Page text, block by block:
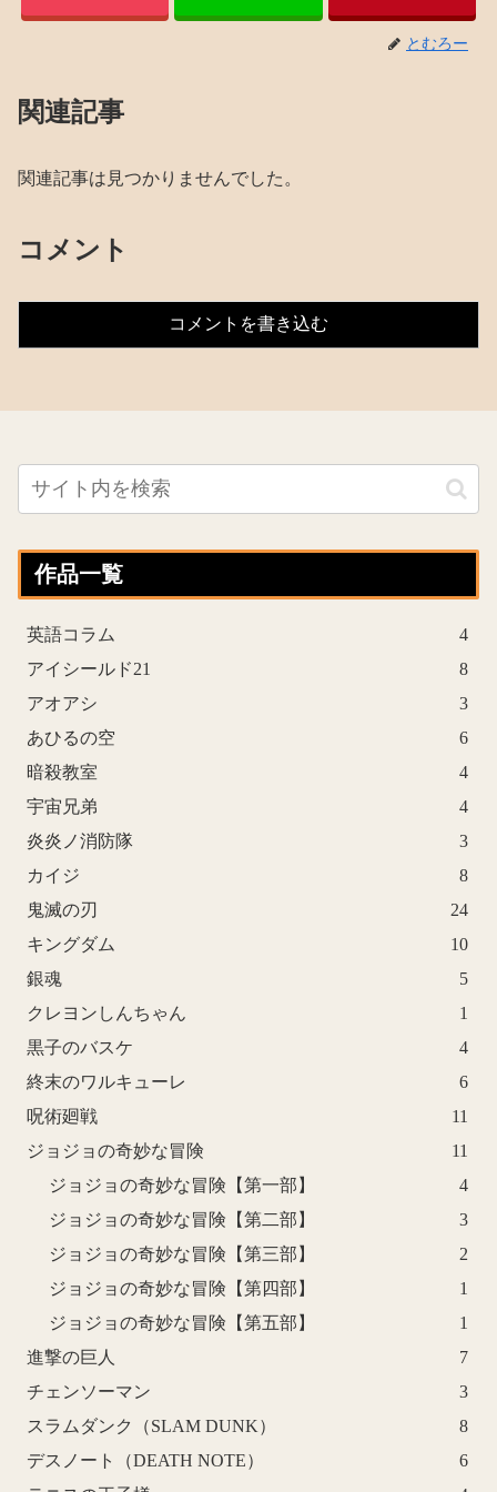
とむろー
関連記事
関連記事は見つかりませんでした。
コメント
コメントを書き込む
作品一覧
英語コラム
4
アイシールド21
8
アオアシ
3
あひるの空
6
暗殺教室
4
宇宙兄弟
4
炎炎ノ消防隊
3
カイジ
8
鬼滅の刃
24
キングダム
10
銀魂
5
クレヨンしんちゃん
1
黒子のバスケ
4
終末のワルキューレ
6
呪術廻戦
11
ジョジョの奇妙な冒険
11
ジョジョの奇妙な冒険【第一部】
4
ジョジョの奇妙な冒険【第二部】
3
ジョジョの奇妙な冒険【第三部】
2
ジョジョの奇妙な冒険【第四部】
1
ジョジョの奇妙な冒険【第五部】
1
進撃の巨人
7
チェンソーマン
3
スラムダンク（SLAM DUNK）
8
デスノート（DEATH NOTE）
6